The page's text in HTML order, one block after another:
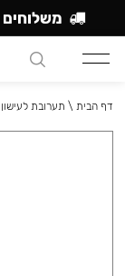
דף הבית \ תערובת לעישון
משלוחים